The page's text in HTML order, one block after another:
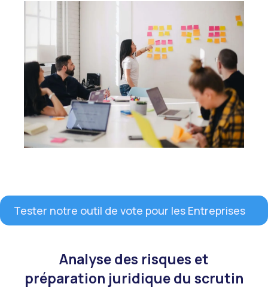
Tester notre outil de vote pour les Entreprises
Analyse des risques et
préparation juridique du scrutin